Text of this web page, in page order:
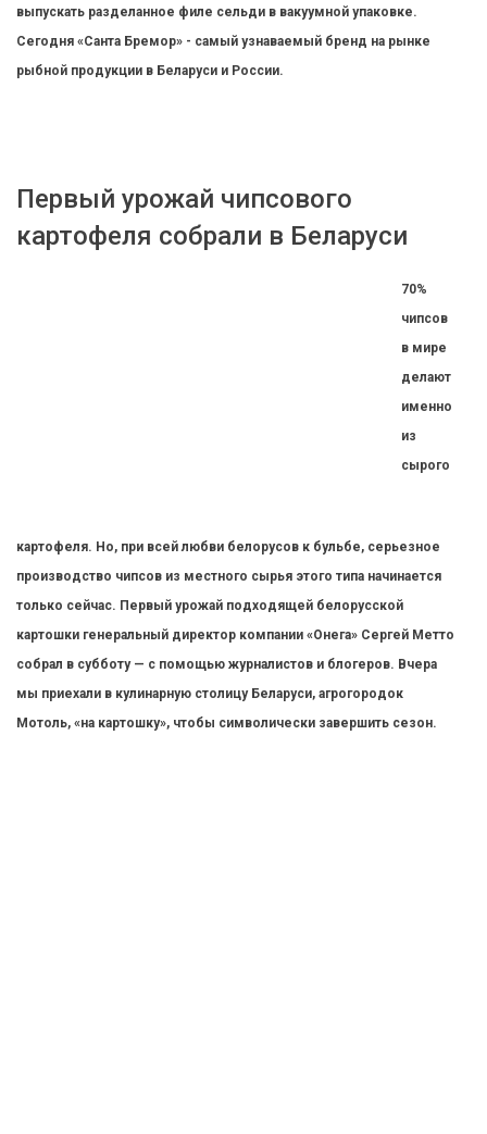
выпускать разделанное филе сельди в вакуумной упаковке.
Сегодня «Санта Бремор» - самый узнаваемый бренд на рынке
рыбной продукции в Беларуси и России.
Первый урожай чипсового
картофеля собрали в Беларуси
70%
чипсов
в мире
делают
именно
из
сырого
картофеля. Но, при всей любви белорусов к бульбе, серьезное
производство чипсов из местного сырья этого типа начинается
только сейчас. Первый урожай подходящей белорусской
картошки генеральный директор компании «Онега» Сергей Метто
собрал в субботу — с помощью журналистов и блогеров. Вчера
мы приехали в кулинарную столицу Беларуси, агрогородок
Мотоль, «на картошку», чтобы символически завершить сезон.